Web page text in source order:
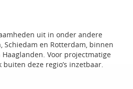
uit in onder andere
Schiedam en Rotterdam, binnen
Haaglanden. Voor projectmatige
deze regio’s inzetbaar.